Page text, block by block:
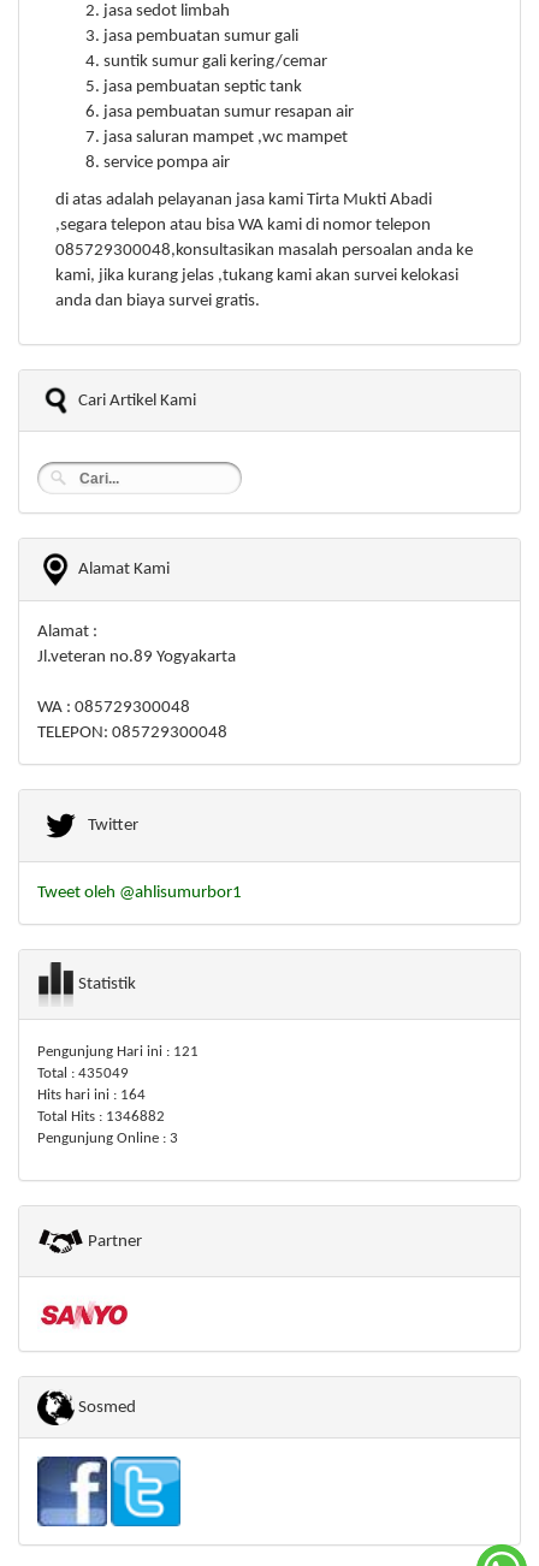
jasa sedot limbah
jasa pembuatan sumur gali
suntik sumur gali kering/cemar
jasa pembuatan septic tank
jasa pembuatan sumur resapan air
jasa saluran mampet ,wc mampet
service pompa air
di atas adalah pelayanan jasa kami Tirta Mukti Abadi
,segara telepon atau bisa WA kami di nomor telepon
085729300048,konsultasikan masalah persoalan anda ke
kami, jika kurang jelas ,tukang kami akan survei kelokasi
anda dan biaya survei gratis.
Cari Artikel Kami
Alamat Kami
Alamat :
Jl.veteran no.89 Yogyakarta
WA : 085729300048
TELEPON: 085729300048
Twitter
Tweet oleh @ahlisumurbor1
Statistik
Pengunjung Hari ini : 121
Total : 435049
Hits hari ini : 164
Total Hits : 1346882
Pengunjung Online : 3
Partner
Sosmed